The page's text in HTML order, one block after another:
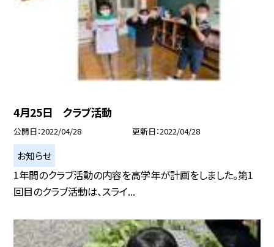
4月25日 クラブ活動
公開日 2022/04/28 更新日 2022/04/28
お知らせ
1年間のクラブ活動の内容を高学年が計画をしました。第1
回目のクラブ活動は、スライ...